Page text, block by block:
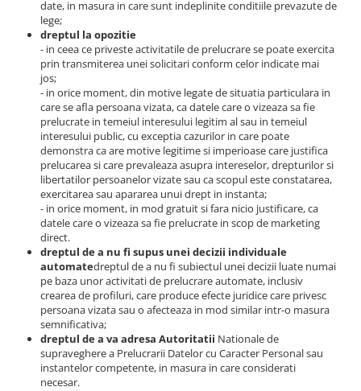
Cilindri hidraulici
Hidromotoare
Rezervor ulei hidraulic
Supapa - cartus hidraulic
Blocuri hidraulice
Pompa hidraulica
Uleiuri si filtre
Filtre aer
Filtre combustibil
Filtre hidraulice
Filtre ulei motor
Prefiltru
Kituri de filtre
Capac filtru
Vaselina gresare
Filtru LPG
Filtru polen
Filtru aerisire
Piese Motori VM
Piese Ladog
Piese Kioti
Piese Iseki
Piese Ihimer
Piese Hydrema
Piese Hammel
Piese Gremo
Piese Gregoire
Piese Foredil
Piese Fantuzzi
Piese Euromach
Piese ERF
Piese EGT
Piese Ebro
Piese Denyo
date, in masura in care sunt indeplinite conditiile prevazute de
lege;
dreptul la opozitie
- in ceea ce priveste activitatile de prelucrare se poate exercita
prin transmiterea unei solicitari conform celor indicate mai
jos;
- in orice moment, din motive legate de situatia particulara in
care se afla persoana vizata, ca datele care o vizeaza sa fie
prelucrate in temeiul interesului legitim al sau in temeiul
interesului public, cu exceptia cazurilor in care poate
demonstra ca are motive legitime si imperioase care justifica
prelucarea si care prevaleaza asupra intereselor, drepturilor si
libertatilor persoanelor vizate sau ca scopul este constatarea,
exercitarea sau apararea unui drept in instanta;
- in orice moment, in mod gratuit si fara nicio justificare, ca
datele care o vizeaza sa fie prelucrate in scop de marketing
direct.
dreptul de a nu fi supus unei decizii individuale
automatedreptul de a nu fi subiectul unei decizii luate numai
pe baza unor activitati de prelucrare automate, inclusiv
crearea de profiluri, care produce efecte juridice care privesc
persoana vizata sau o afecteaza in mod similar intr-o masura
semnificativa;
dreptul de a va adresa Autoritatii Nationale de
supraveghere a Prelucrarii Datelor cu Caracter Personal sau
instantelor competente, in masura in care considerati
necesar.